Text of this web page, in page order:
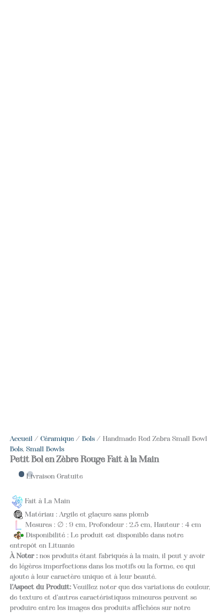
Accueil / Céramique / Bols / Handmade Red Zebra Small Bowl
Bols, Small Bowls
Petit Bol en Zèbre Rouge Fait à la Main
Livraison Gratuite
Fait à La Main
Matériau : Argile et glaçure sans plomb
Mesures : ∅ : 9 cm, Profondeur : 2.5 cm, Hauteur : 4 cm
Disponibilité : Le produit est disponible dans notre
entrepôt en Lituanie
À Noter : nos produits étant fabriqués à la main, il peut y avoir
de légères imperfections dans les motifs ou la forme, ce qui
ajoute à leur caractère unique et à leur beauté.
l'Aspect du Produit:Veuillez noter que des variations de couleur,
de texture et d'autres caractéristiques mineures peuvent se
produire entre les images des produits affichées sur notre